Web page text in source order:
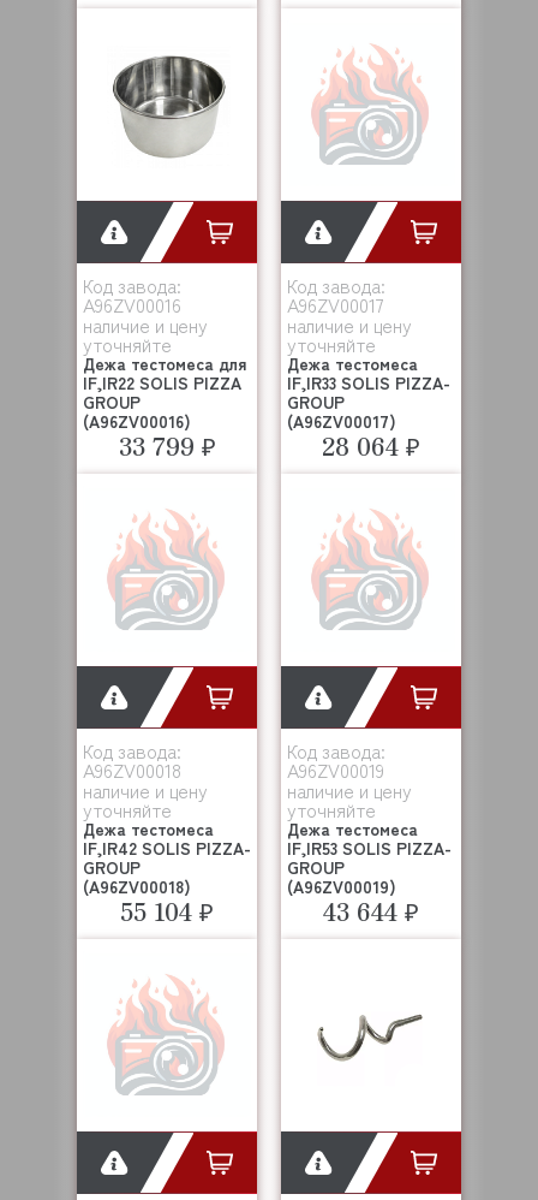
Код завода:
A96ZV00016
наличие и цену
уточняйте
Дежа тестомеса для
IF,IR22 SOLIS PIZZA
GROUP
(A96ZV00016)
33 799 ₽
Код завода:
A96ZV00017
наличие и цену
уточняйте
Дежа тестомеса
IF,IR33 SOLIS PIZZA-
GROUP
(A96ZV00017)
28 064 ₽
Код завода:
A96ZV00018
наличие и цену
уточняйте
Дежа тестомеса
IF,IR42 SOLIS PIZZA-
GROUP
(A96ZV00018)
55 104 ₽
Код завода:
A96ZV00019
наличие и цену
уточняйте
Дежа тестомеса
IF,IR53 SOLIS PIZZA-
GROUP
(A96ZV00019)
43 644 ₽